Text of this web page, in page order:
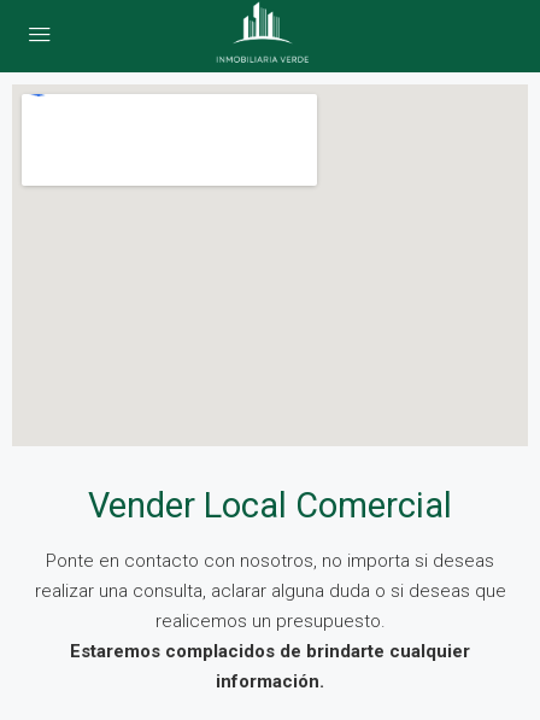
Vender Local Comercial
Ponte en contacto con nosotros, no importa si deseas
realizar una consulta, aclarar alguna duda o si deseas que
realicemos un presupuesto.
Estaremos complacidos de brindarte cualquier
información.